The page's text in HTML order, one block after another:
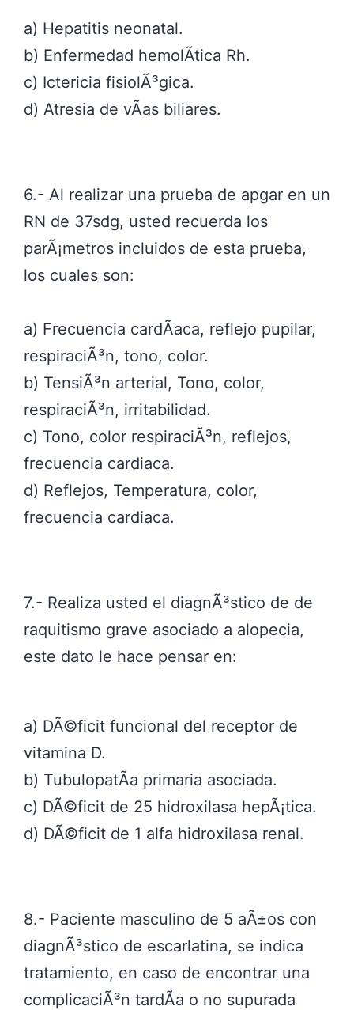
a) Hepatitis neonatal.
b) Enfermedad hemolÃ­tica Rh.
c) Ictericia fisiolÃ³gica.
d) Atresia de vÃ­as biliares.
6.- Al realizar una prueba de apgar en un
RN de 37sdg, usted recuerda los
parÃ¡metros incluidos de esta prueba,
los cuales son:
a) Frecuencia cardÃ­aca, reflejo pupilar,
respiraciÃ³n, tono, color.
b) TensiÃ³n arterial, Tono, color,
respiraciÃ³n, irritabilidad.
c) Tono, color respiraciÃ³n, reflejos,
frecuencia cardiaca.
d) Reflejos, Temperatura, color,
frecuencia cardiaca.
7.- Realiza usted el diagnÃ³stico de de
raquitismo grave asociado a alopecia,
este dato le hace pensar en:
a) DÃ©ficit funcional del receptor de
vitamina D.
b) TubulopatÃ­a primaria asociada.
c) DÃ©ficit de 25 hidroxilasa hepÃ¡tica.
d) DÃ©ficit de 1 alfa hidroxilasa renal.
8.- Paciente masculino de 5 aÃ±os con
diagnÃ³stico de escarlatina, se indica
tratamiento, en caso de encontrar una
complicaciÃ³n tardÃ­a o no supurada